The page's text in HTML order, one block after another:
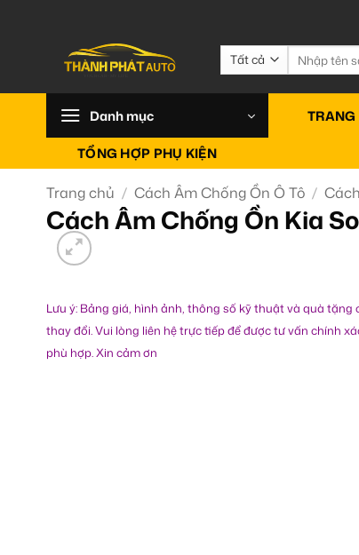
Tìm
kiếm:
Danh mục TRANG
TỔNG HỢP PHỤ KIỆN
Trang chủ / Cách Âm Chống Ồn Ô Tô /
Cách Âm Chống Ồn Kia
Lưu ý: Bảng giá, hình ảnh, thông số kỹ thuật và quà tặng
thay đổi. Vui lòng liên hệ trực tiếp để được tư vấn chính
phù hợp. Xin cảm ơn